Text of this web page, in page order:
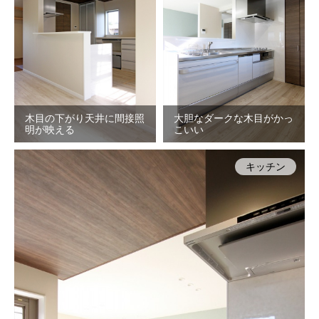
木目の下がり天井に間接照
明が映える
大胆なダークな木目がかっ
こいい
キッチン